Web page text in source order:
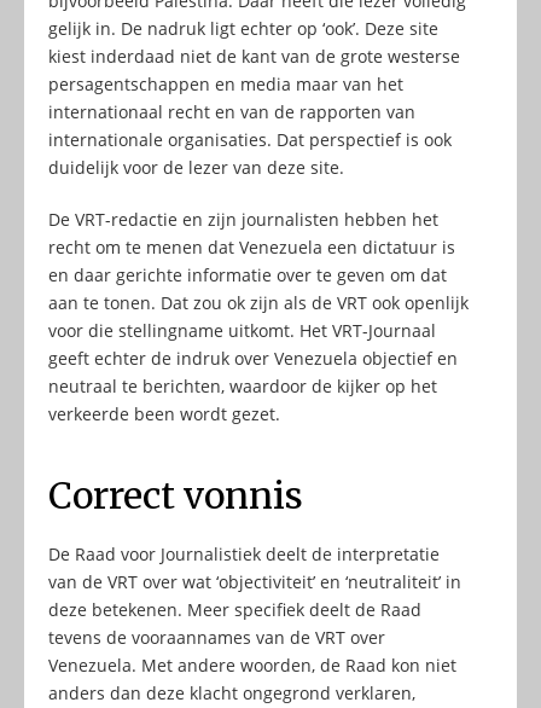
gelijk in. De nadruk ligt echter op ‘ook’. Deze site
kiest inderdaad niet de kant van de grote westerse
persagentschappen en media maar van het
internationaal recht en van de rapporten van
internationale organisaties. Dat perspectief is ook
duidelijk voor de lezer van deze site.
De VRT-redactie en zijn journalisten hebben het
recht om te menen dat Venezuela een dictatuur is
en daar gerichte informatie over te geven om dat
aan te tonen. Dat zou ok zijn als de VRT ook openlijk
voor die stellingname uitkomt. Het VRT-Journaal
geeft echter de indruk over Venezuela objectief en
neutraal te berichten, waardoor de kijker op het
verkeerde been wordt gezet.
Correct vonnis
De Raad voor Journalistiek deelt de interpretatie
van de VRT over wat ‘objectiviteit’ en ‘neutraliteit’ in
deze betekenen. Meer specifiek deelt de Raad
tevens de vooraannames van de VRT over
Venezuela. Met andere woorden, de Raad kon niet
anders dan deze klacht ongegrond verklaren,